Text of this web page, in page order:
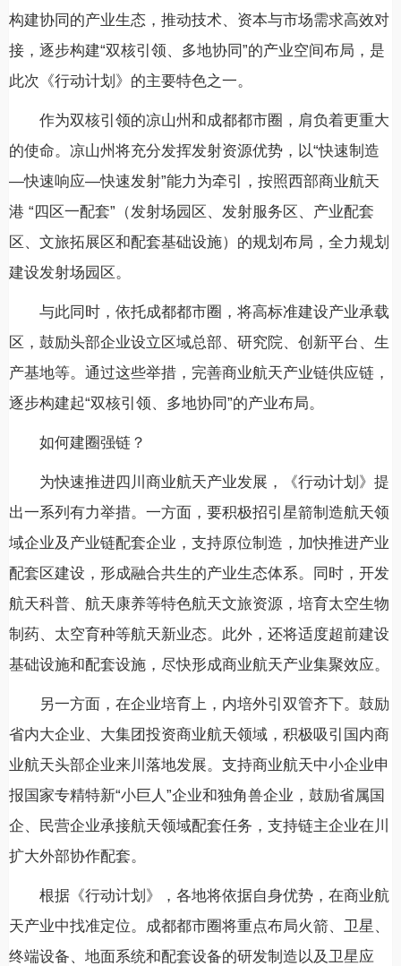
构建协同的产业生态，推动技术、资本与市场需求高效对
接，逐步构建“双核引领、多地协同”的产业空间布局，是
此次《行动计划》的主要特色之一。
作为双核引领的凉山州和成都都市圈，肩负着更重大
的使命。凉山州将充分发挥发射资源优势，以“快速制造
—快速响应—快速发射”能力为牵引，按照西部商业航天
港 “四区一配套”（发射场园区、发射服务区、产业配套
区、文旅拓展区和配套基础设施）的规划布局，全力规划
建设发射场园区。
与此同时，依托成都都市圈，将高标准建设产业承载
区，鼓励头部企业设立区域总部、研究院、创新平台、生
产基地等。通过这些举措，完善商业航天产业链供应链，
逐步构建起“双核引领、多地协同”的产业布局。
如何建圈强链？
为快速推进四川商业航天产业发展，《行动计划》提
出一系列有力举措。一方面，要积极招引星箭制造航天领
域企业及产业链配套企业，支持原位制造，加快推进产业
配套区建设，形成融合共生的产业生态体系。同时，开发
航天科普、航天康养等特色航天文旅资源，培育太空生物
制药、太空育种等航天新业态。此外，还将适度超前建设
基础设施和配套设施，尽快形成商业航天产业集聚效应。
另一方面，在企业培育上，内培外引双管齐下。鼓励
省内大企业、大集团投资商业航天领域，积极吸引国内商
业航天头部企业来川落地发展。支持商业航天中小企业申
报国家专精特新“小巨人”企业和独角兽企业，鼓励省属国
企、民营企业承接航天领域配套任务，支持链主企业在川
扩大外部协作配套。
根据《行动计划》，各地将依据自身优势，在商业航
天产业中找准定位。成都都市圈将重点布局火箭、卫星、
终端设备、地面系统和配套设备的研发制造以及卫星应